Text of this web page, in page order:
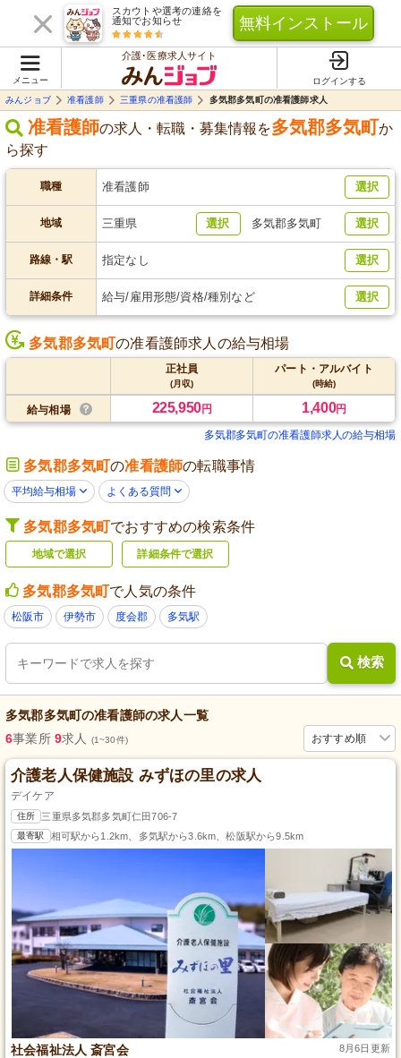
スカウトや選考の連絡を
通知でお知らせ
無料インストール
メニュー
介護･医療求人サイト
ログインする
みんジョブ
准看護師 三重県の准看護師 多気郡多気町の准看護師求人
准看護師の求人・転職・募集情報を多気郡多気町か
ら探す
職種 准看護師 選択
地域 三重県 選択 多気郡多気町 選択
路線・駅 指定なし 選択
詳細条件 給与/雇用形態/資格/種別など 選択
多気郡多気町の准看護師求人の給与相場
正社員
(月収)
パート・アルバイト
(時給)
給与相場 225,950円 1,400円
多気郡多気町の准看護師求人の給与相場
多気郡多気町の准看護師の転職事情
平均給与相場 よくある質問
多気郡多気町でおすすめの検索条件
地域で選択 詳細条件で選択
多気郡多気町で人気の条件
松阪市 伊勢市 度会郡 多気駅
検索
多気郡多気町の准看護師の求人一覧
おすすめ順
6事業所 9求人 (1~30件)
介護老人保健施設 みずほの里の求人
デイケア
住所 三重県多気郡多気町仁田706-7
最寄駅 相可駅から1.2km、多気駅から3.6km、松阪駅から9.5km
社会福祉法人 斎宮会 8月6日更新